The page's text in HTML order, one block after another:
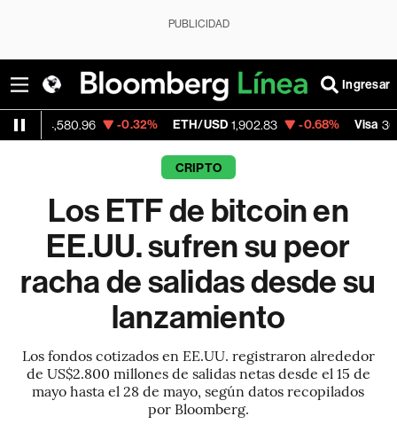
PUBLICIDAD
Ingresar
-0.32% ETH/USD 1,902.83 -0.68% Visa 368.54 -
CRIPTO
Los ETF de bitcoin en
EE.UU. sufren su peor
racha de salidas desde su
lanzamiento
Los fondos cotizados en EE.UU. registraron alrededor
de US$2.800 millones de salidas netas desde el 15 de
mayo hasta el 28 de mayo, según datos recopilados
por Bloomberg.